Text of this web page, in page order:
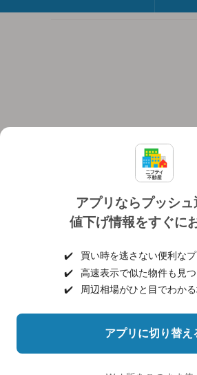
アプリならプッシ
値下げ情報をすぐに
✔️
買い時を逃さない便利な
✔️
高速表示で似た物件も見
✔️
周辺相場がひと目でわか
アプリに切り替え
個人情報保護ポリシー
ヘルプ・お問い合わせ
©NIFTY Lifestyle Co.,